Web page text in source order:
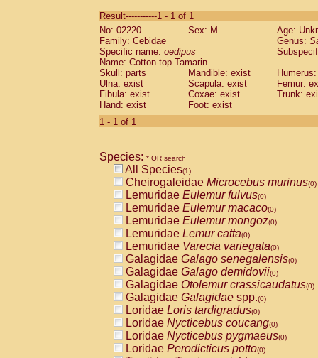
CebidaeSaguinus labiatus(0)
Cebidae Saguinus leucopus (0)
Cebidae
CebidaeSaguinus mystax
Cebidae Saguinus nigricollis (0)
Cebidae Saguinus oedipus
Cebidae Saguinus weddelli
Cebidae Saguinusspp.
Cebidae
CebidaeCebus capucinus
CebidaeCebus nigrivittatus
CebidaeCebus spp.(0)
CebidaeSaimiri boliviensis(0)
CebidaeSaimiri sciureus(0)
AtelidaeAlouatta caraya(0)
AtelidaeAlouatta fusca(0)
AtelidaeAlouatta seniculus(0)
AtelidaeAlouattaspp.(0)
AtelidaeAteles belzebuth(0)
AtelidaeAteles geoffroyi(0)
AtelidaeAteles paniscus(0)
AtelidaeAtelesspp.(0)
AtelidaeLagothrix lagothricha(0)
AtelidaeLagothrix lagothricha cana
PitheciidaeCacajao calvus
Result-----------1 - 1 of 1
No: 02220
Sex: M
Age:
Family: Cebidae
Genus:
Specific name: oedipus
Name: Cotton-top Tamarin
Skull: parts
Mandible: exist
Ulna: exist
Scapula: exist
Femur:
Fibula: exist
Coxae: exist
Trunk:
Hand: exist
Foot: exist
1 - 1 of 1
Species: * OR search
All Species(1)
Cheirogaleidae Microcebus murinus(0)
Lemuridae Eulemur fulvus(0)
Lemuridae Eulemur macaco(0)
Lemuridae Eulemur mongoz(0)
Lemuridae Lemur catta(0)
Lemuridae Varecia variegata(0)
Galagidae Galago senegalensis(0)
Galagidae Galago demidovii(0)
Galagidae Otolemur crassicaudatus(0)
Galagidae Galagidae spp.(0)
Loridae Loris tardigradus(0)
Loridae Nycticebus coucang(0)
Loridae Nycticebus pygmaeus(0)
Loridae Perodicticus potto(0)